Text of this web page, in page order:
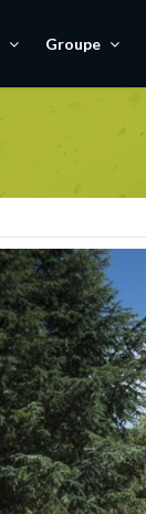
Groupe